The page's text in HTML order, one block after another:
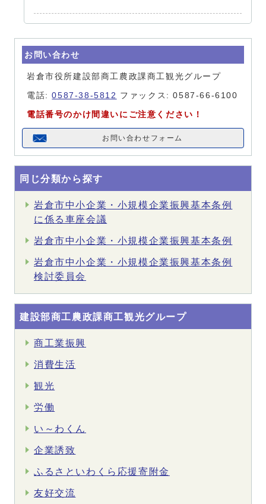
お問い合わせ
岩倉市役所建設部商工農政課商工観光グループ
電話:0587-38-5812 ファックス: 0587-66-6100
電話番号のかけ間違いにご注意ください！
お問い合わせフォーム
同じ分類から探す
岩倉市中小企業・小規模企業振興基本条例
に係る車座会議
岩倉市中小企業・小規模企業振興基本条例
岩倉市中小企業・小規模企業振興基本条例
検討委員会
建設部商工農政課商工観光グループ
商工業振興
消費生活
観光
労働
い～わくん
企業誘致
ふるさといわくら応援寄附金
友好交流